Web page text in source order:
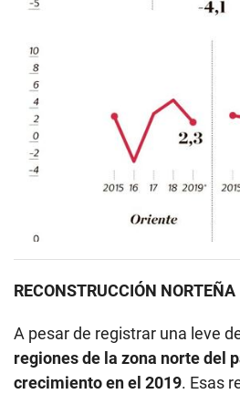
RECONSTRUCCIÓN NORTEÑA
A pesar de registrar una leve
regiones de la zona norte del
crecimiento en el 2019. Esas